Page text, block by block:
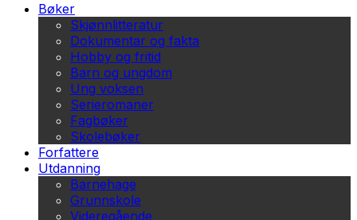
Bøker
Skjønnlitteratur
Dokumentar og fakta
Hobby og fritid
Barn og ungdom
Ung voksen
Serieromaner
Fagbøker
Skolebøker
Forfattere
Utdanning
Barnehage
Grunnskole
Videregående